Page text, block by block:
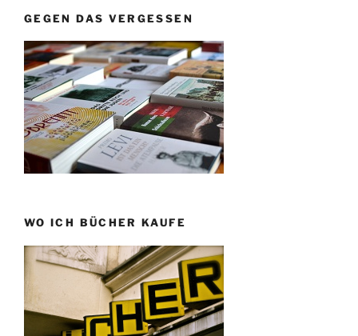
GEGEN DAS VERGESSEN
WO ICH BÜCHER KAUFE